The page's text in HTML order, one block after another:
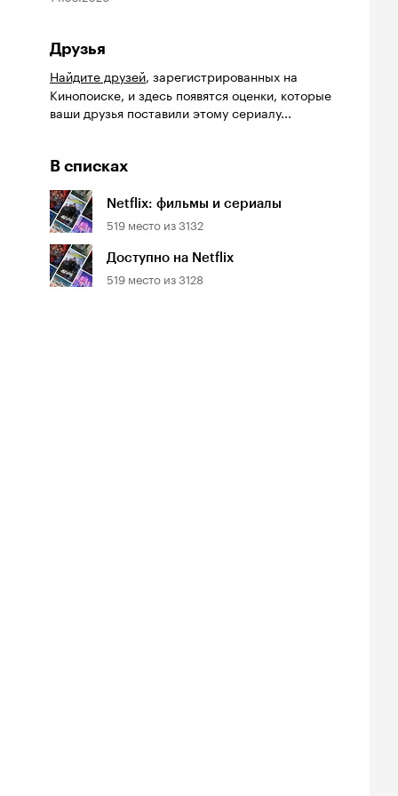
Рейтинг
6.4
Рейтинг
6.3
Друзья
Найдите друзей, зарегистрированных на
Кинопоиске, и здесь появятся оценки, которые
ваши друзья поставили этому сериалу...
В списках
Netflix: фильмы и сериалы
519 место из3132
Доступно на Netflix
519 место из3128